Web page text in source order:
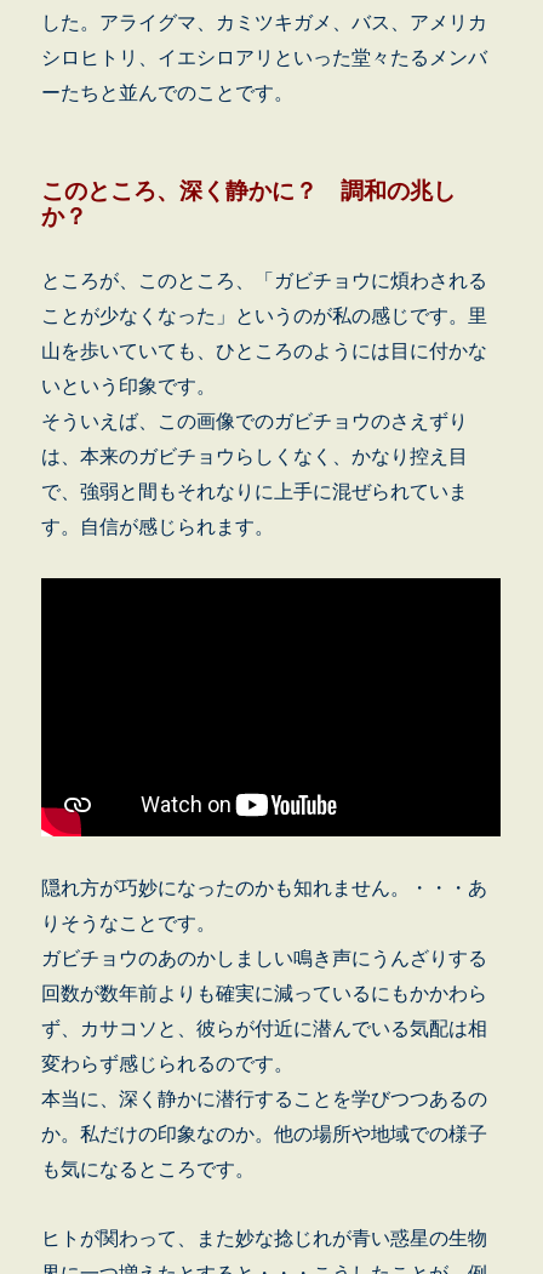
した。アライグマ、カミツキガメ、バス、アメリカ
シロヒトリ、イエシロアリといった堂々たるメンバ
ーたちと並んでのことです。
このところ、深く静かに？ 調和の兆し
か？
ところが、このところ、「ガビチョウに煩わされる
ことが少なくなった」というのが私の感じです。里
山を歩いていても、ひところのようには目に付かな
いという印象です。
そういえば、この画像でのガビチョウのさえずり
は、本来のガビチョウらしくなく、かなり控え目
で、強弱と間もそれなりに上手に混ぜられていま
す。自信が感じられます。
隠れ方が巧妙になったのかも知れません。・・・あ
りそうなことです。
ガビチョウのあのかしましい鳴き声にうんざりする
回数が数年前よりも確実に減っているにもかかわら
ず、カサコソと、彼らが付近に潜んでいる気配は相
変わらず感じられるのです。
本当に、深く静かに潜行することを学びつつあるの
か。私だけの印象なのか。他の場所や地域での様子
も気になるところです。
ヒトが関わって、また妙な捻じれが青い惑星の生物